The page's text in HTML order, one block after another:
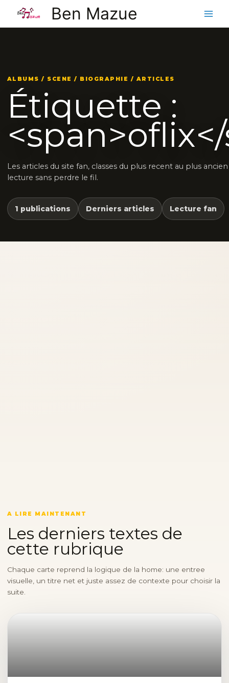
contenu
Ben Mazue
ALBUMS / SCENE / BIOGRAPHIE / ARTICLES
Étiquette :
Les articles du site fan, classes du plus recent au plus
lecture sans perdre le fil.
1 publications Derniers articles Lecture fan
A LIRE MAINTENANT
Les derniers textes de
cette rubrique
Chaque carte reprend la logique de la home: une entree
visuelle, un titre net et juste assez de contexte pour choisir la
suite.